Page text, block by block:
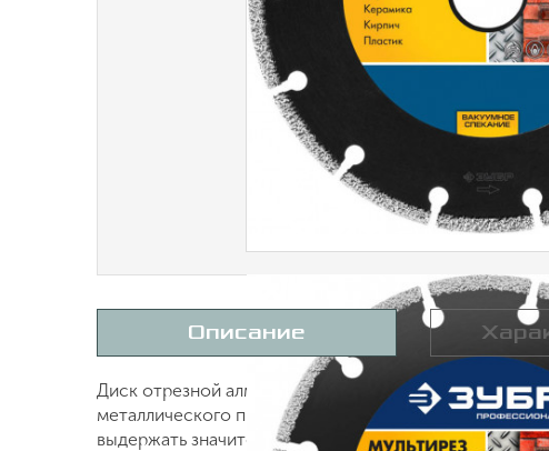
Описание
Диск отрезной алмазный 125х22.2 мм, ЗУБР 36660-
металлического профиля, арматуры и
выдержать значительную механическую нагрузку и